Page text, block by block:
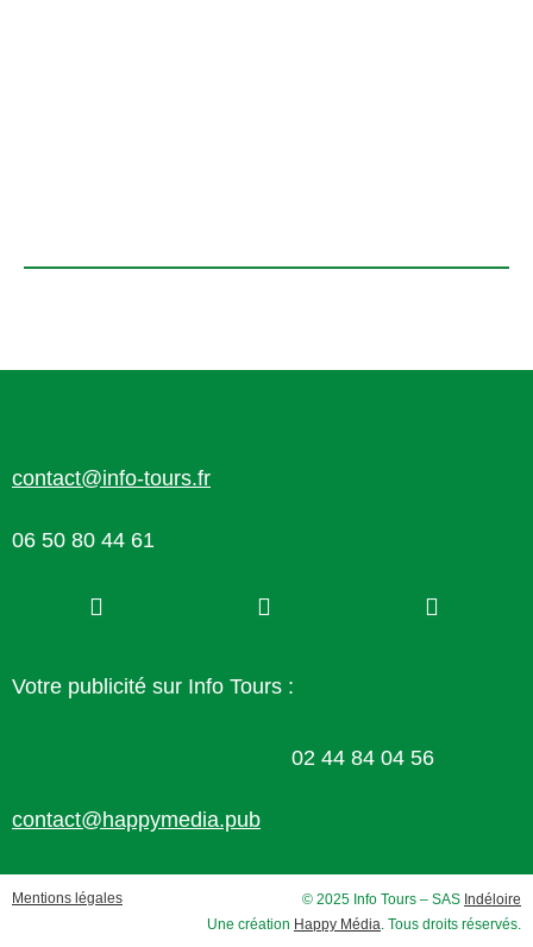
contact@info-tours.fr
06 50 80 44 61
Votre publicité sur Info Tours :
02 44 84 04 56
contact@happymedia.pub
Mentions légales © 2025 Info Tours – SAS Indéloire
Une création Happy Média . Tous droits réservés.